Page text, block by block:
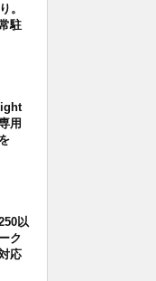
。
駐
用
以
ク
応